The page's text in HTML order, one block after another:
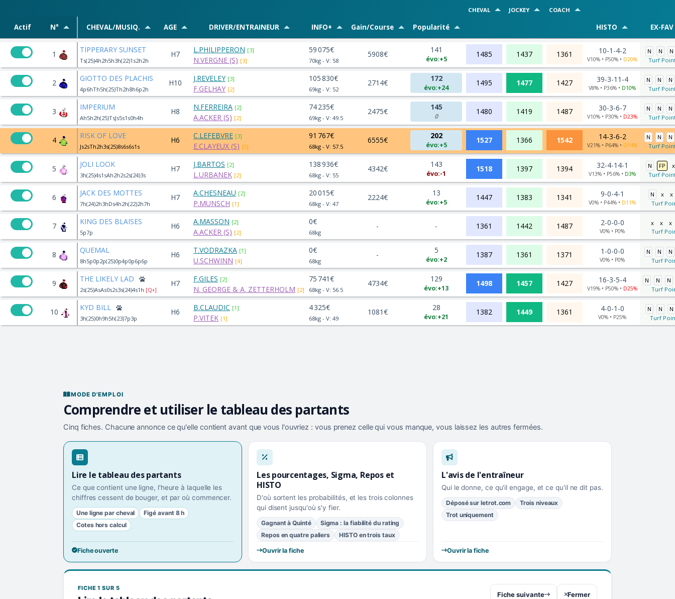
Actif N° CHEVAL/MUSIQ. AGE DRIVER/ENTRAINEUR INFO+ Gain/Course Popularité
CHEVAL JOCKEY COACH
HISTO EX-FAV
1 TIPPERARY SUNSET
Ts(25)4h2h5h3h(22)1s2h2h
H7 L.PHILIPPERON [3]
N.VERGNE (S) [3]
59 075€
70kg - V: 58
5908€ 141
évo:+5
1485 1437 1361 10-1-4-2
V10% • P50% • D20%
N N
N
Turf
2 GIOTTO DES PLACHIS
4p6hTh5h(25)Th2h8h6p2h
H10 J.REVELEY [3]
F.GELHAY [2]
105 830€
69kg - V: 52
2714€ 172
évo:+24
1495 1477 1427 39-3-11-4
V8% • P36% • D10%
N N
N
Turf
3 IMPERIUM
Ah5h2h(25)TsJs5s1s0h4h
H8 N.FERREIRA [2]
A.ACKER (S) [2]
74 235€
69kg - V: 49.5
2475€ 145
0
1480 1419 1487 30-3-6-7
V10% • P30% • D23%
N N
N
Turf
4 RISK OF LOVE
Js2sTh2h3s(25)8s6s6s1s
H6 C.LEFEBVRE [3]
E.CLAYEUX (S) [5]
91 767€
68kg - V: 57.5
6555€ 202
évo:+5
1527 1366 1542 14-3-6-2
V21% • P64% • D14%
N N
N
Turf
5 JOLI LOOK
3h(25)4s1sAh2h2s2s(24)3s
H7 J.BARTOS [2]
L.URBANEK [2]
138 936€
68kg - V: 55
4342€ 143
évo:-1
1518 1397 1394 32-4-14-1
V13% • P56% • D3%
N FP
x
Turf
6 JACK DES MOTTES
7h(24)2h3hDs4h2h(22)2h7h
H7 A.CHESNEAU [2]
P.MUNSCH [1]
20 015€
68kg - V: 47
2224€ 13
évo:+5
1447 1383 1341 9-0-4-1
V0% • P44% • D11%
N x
x
Turf
7 KING DES BLAISES
5p7p
H6 A.MASSON [2]
A.ACKER (S) [2]
0€
68kg
- - 1361 1442 1487 2-0-0-0
V0% • P0%
x x
x
Turf
8 QUEMAL
8h5p0p2p(25)0p4p0p6p6p
H6 T.VODRAZKA [1]
U.SCHWINN [4]
0€
68kg
- 5
évo:+2
1387 1361 1371 1-0-0-0
V0% • P0%
N N
N
Turf
9 THE LIKELY LAD
2s(25)AsAs0s2s3s(24)4s1h [Q+]
H7 F.GILES [2]
N. GEORGE & A. ZETTERHOLM [2]
75 741€
68kg - V: 56.5
4734€ 129
évo:+13
1498 1457 1427 16-3-5-4
V19% • P50% • D25%
N N
N
Turf
10 KYD BILL
3h(25)0h9h5h(23)7p3p
H6 B.CLAUDIC [1]
P.VITEK [1]
4 325€
68kg - V: 49
1081€ 28
évo:+21
1382 1449 1361 4-0-1-0
V0% • P25%
N N
N
Turf
MODE D'EMPLOI
Comprendre et utiliser le tableau des partants
Cinq fiches. Chacune annonce ce qu'elle contient avant que vous l'ouvriez : vous prenez celle qui vous manque, vous laissez les autres fermées.
Lire le tableau des partants
Ce que contient une ligne, l'heure à laquelle les
chiffres cessent de bouger, et par où commencer.
Une ligne par cheval
Figé avant 8 h
Cotes hors calcul
Fiche ouverte
Les pourcentages, Sigma, Repos et
HISTO
D'où sortent les probabilités, et les trois colonnes
qui disent jusqu'où s'y fier.
Gagnant à Quinté
Sigma : la fiabilité du rating
Repos en quatre paliers
HISTO en trois taux
Ouvrir la fiche
L'avis de l'entraîneur
Qui le donne, ce qu'il engage, et ce qu'il ne dit pas.
Déposé sur letrot.com
Trois niveaux
Trot uniquement
Ouvrir la fiche
FICHE 1 SUR 5
Fiche suivante Fermer